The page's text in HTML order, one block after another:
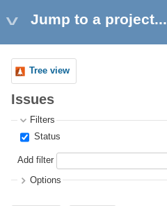
Jump to a project...
Tree view
Issues
Filters
Status
Add filter
Options